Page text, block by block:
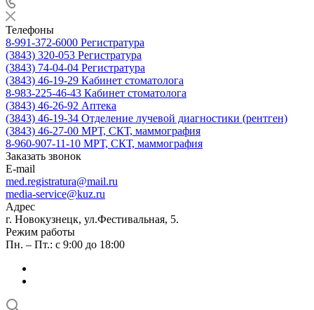
Телефоны
8-991-372-6000 Регистратура
(3843) 320-053 Регистратура
(3843) 74-04-04 Регистратура
(3843) 46-19-29 Кабинет стоматолога
8-983-225-46-43 Кабинет стоматолога
(3843) 46-26-92 Аптека
(3843) 46-19-34 Отделение лучевой диагностики (рентген)
(3843) 46-27-00 МРТ, СКТ, маммография
8-960-907-11-10 МРТ, СКТ, маммография
Заказать звонок
E-mail
med.registratura@mail.ru
media-service@kuz.ru
Адрес
г. Новокузнецк, ул.Фестивальная, 5.
Режим работы
Пн. – Пт.: с 9:00 до 18:00